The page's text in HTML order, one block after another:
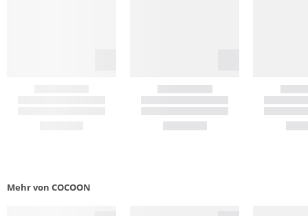
Mehr von COCOON